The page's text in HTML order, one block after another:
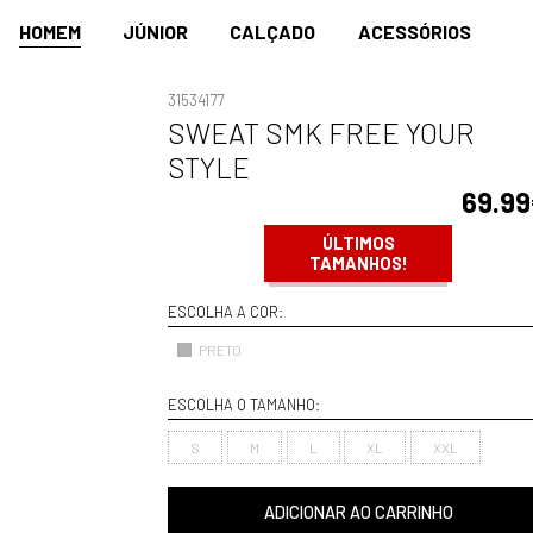
HOMEM JÚNIOR CALÇADO ACESSÓRIOS
31534177
SWEAT SMK FREE YOUR
STYLE
ÚLTIMOS
TAMANHOS!
ESCOLHA A COR:
PRETO
ESCOLHA O TAMANHO:
S M L XL XXL
ADICIONAR AO CARRINHO